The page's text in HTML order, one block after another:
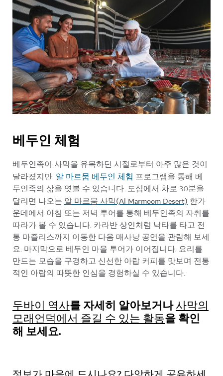
베두인 체험
베두인족이 사막을 유목하던 시절로부터 아주 많은 것이
달라졌지만, 알 마르뭄 베두인 체험 프로그램을 통해 베
두인족의 삶을 엿볼 수 있습니다. 도심에서 차로 30분을
달리면 나오는 알 마르뭄 사막(Al Marmoom Desert) 한가
운데에서 아침 또는 저녁 투어를 통해 베두인족의 자취를
따라가 볼 수 있습니다. 카라반 상인처럼 낙타를 타고 전
통 마즐리스까지 이동한 다음 매사냥 공연을 관람해 보세
요. 마지막으로 베두인 마을 투어가 이어집니다. 요리를
만드는 모습을 구경하고 신선한 아랍 커피를 맛보며 전통
적인 아랍의 따뜻한 인심을 경험하실 수 있습니다.
두바이 역사를 자세히 알아보거나사막의
모래언덕에서 즐길 수 있는 활동을 확인
해 보세요.